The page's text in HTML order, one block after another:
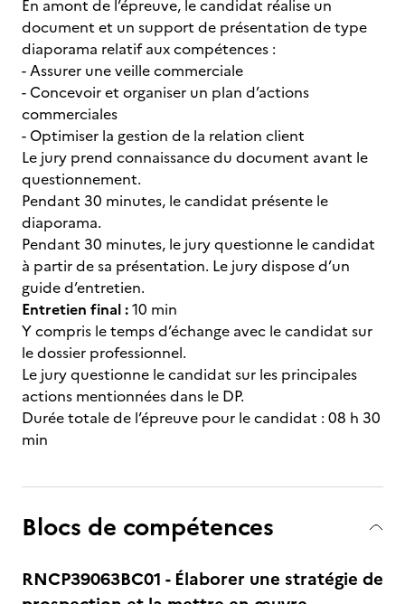
En amont de l’épreuve, le candidat réalise un
document et un support de présentation de type
diaporama relatif aux compétences :
- Assurer une veille commerciale
- Concevoir et organiser un plan d’actions
commerciales
- Optimiser la gestion de la relation client
Le jury prend connaissance du document avant le
questionnement.
Pendant 30 minutes, le candidat présente le
diaporama.
Pendant 30 minutes, le jury questionne le candidat
à partir de sa présentation. Le jury dispose d’un
guide d’entretien.
Entretien final:10 min
Y compris le temps d’échange avec le candidat sur
le dossier professionnel.
Le jury questionne le candidat sur les principales
actions mentionnées dans le DP.
Durée totale de l’épreuve pour le candidat : 08 h 30
min
Blocs de compétences
RNCP39063BC01 - Élaborer une stratégie de